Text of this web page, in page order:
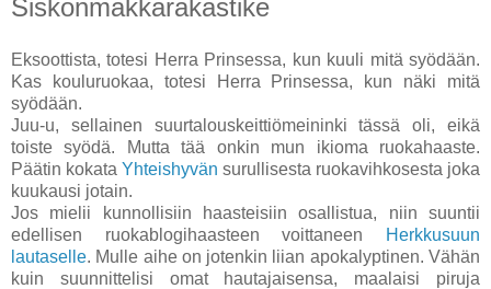
Siskonmakkarakastike
Eksoottista, totesi Herra Prinsessa, kun kuuli mitä syödään.
Kas kouluruokaa, totesi Herra Prinsessa, kun näki mitä
syödään.
Juu-u, sellainen suurtalouskeittiömeininki tässä oli, eikä
toiste syödä. Mutta tää onkin mun ikioma ruokahaaste.
Päätin kokata Yhteishyvän surullisesta ruokavihkosesta joka
kuukausi jotain.
Jos mielii kunnollisiin haasteisiin osallistua, niin suuntii
edellisen ruokablogihaasteen voittaneen
Herkkusuun
lautaselle. Mulle aihe on jotenkin liian apokalyptinen. Vähän
kuin suunnittelisi omat hautajaisensa, maalaisi piruja